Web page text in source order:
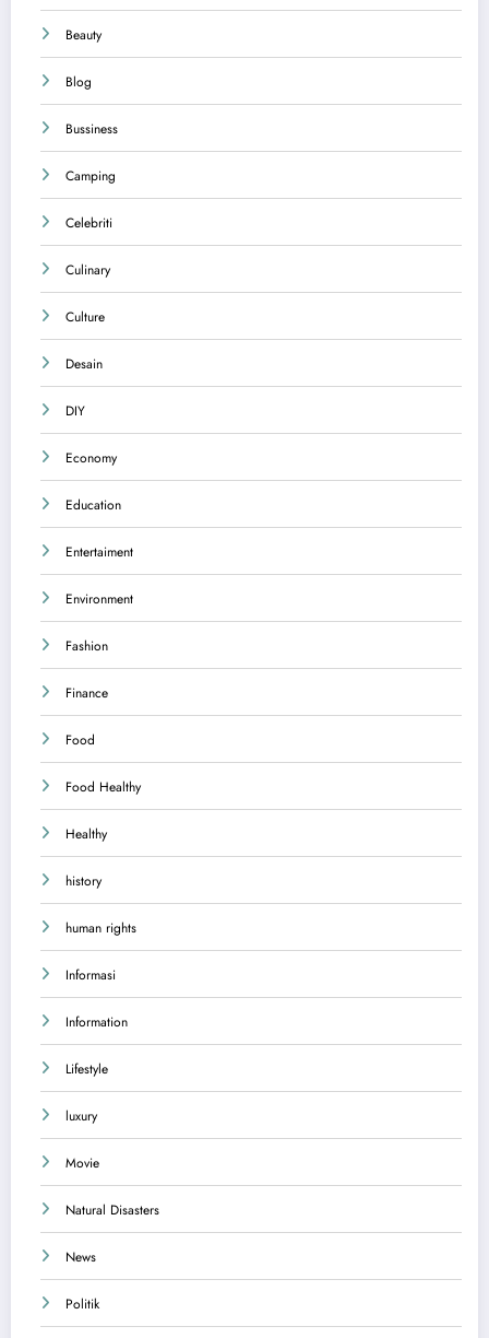
Beauty
Blog
Bussiness
Camping
Celebriti
Culinary
Culture
Desain
DIY
Economy
Education
Entertaiment
Environment
Fashion
Finance
Food
Food Healthy
Healthy
history
human rights
Informasi
Information
Lifestyle
luxury
Movie
Natural Disasters
News
Politik